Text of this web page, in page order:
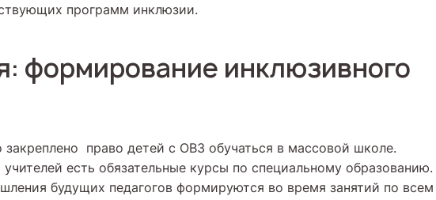
программ инклюзии.
формирование инклюзивного
право детей с ОВЗ обучаться в массовой школе.
есть обязательные курсы по специальному образованию.
будущих педагогов формируются во время занятий по всем